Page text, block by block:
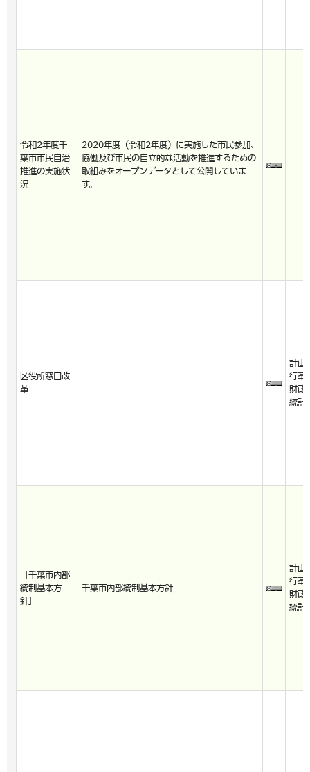
令和2年度千
葉市市民自治
推進の実施状
況
2020年度（令和2年度）に実施した市民参加、
協働及び市民の自立的な活動を推進するための
取組みをオープンデータとして公開していま
す。
区役所窓口改
革
計画
行革
財政
統計
「千葉市内部
統制基本方
針」
千葉市内部統制基本方針
計画
行革
財政
統計